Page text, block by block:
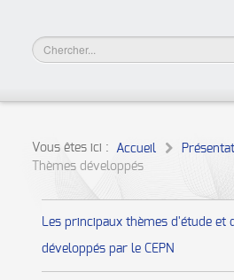
Vous êtes ici : Accueil
Thèmes développés
Les principaux thèmes d'étude et
développés par le CEPN